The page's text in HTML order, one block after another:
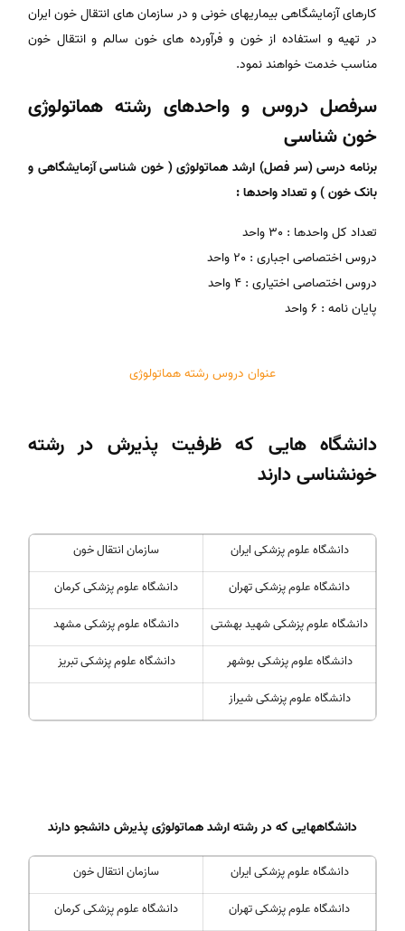
کارهای آزمایشگاهی بیماریهای خونی و در سازمان های انتقال خون ایران
در تهیه و استفاده از خون و فرآورده های خون سالم و انتقال خون
مناسب خدمت خواهند نمود.
سرفصل دروس و واحدهای رشته هماتولوژی
خون شناسی
برنامه درسی (سر فصل) ارشد هماتولوژی ( خون شناسی آزمایشگاهی و
بانک خون ) و تعداد واحدها :
تعداد کل واحدها : 30 واحد
دروس اختصاصی اجباری : 20 واحد
دروس اختصاصی اختیاری : 4 واحد
پایان نامه : 6 واحد
عنوان دروس رشته هماتولوژی
دانشگاه هایی که ظرفیت پذیرش در رشته
خونشناسی دارند
دانشگاه علوم پزشکی ایران
سازمان انتقال خون
دانشگاه علوم پزشکی تهران
دانشگاه علوم پزشکی کرمان
دانشگاه علوم پزشکی شهید بهشتی
دانشگاه علوم پزشکی مشهد
دانشگاه علوم پزشکی بوشهر
دانشگاه علوم پزشکی تبریز
دانشگاه علوم پزشکی شیراز
دانشگاههایی که در رشته ارشد هماتولوژی پذیرش دانشجو دارند
دانشگاه علوم پزشکی ایران
سازمان انتقال خون
دانشگاه علوم پزشکی تهران
دانشگاه علوم پزشکی کرمان